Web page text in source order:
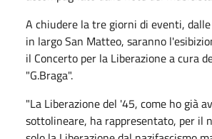
A chiudere la tre giorni di eventi,
in largo San Matteo, saranno
il Concerto per la Liberazione a cura
"G.Braga".
"La Liberazione del '45, come ho già
sottolineare, ha rappresentato, per il